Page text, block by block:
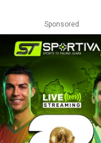
Sponsored